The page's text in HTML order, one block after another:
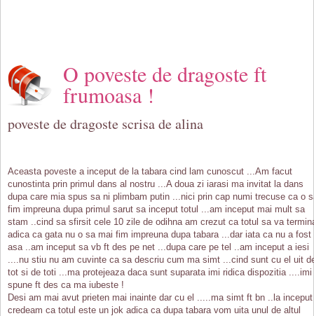
O poveste de dragoste ft
frumoasa !
poveste de dragoste scrisa de alina
Aceasta poveste a inceput de la tabara cind lam cunoscut ...Am facut
cunostinta prin primul dans al nostru ...A doua zi iarasi ma invitat la dans
dupa care mia spus sa ni plimbam putin ...nici prin cap numi trecuse ca o
fim impreuna dupa primul sarut sa inceput totul ...am inceput mai mult sa
stam ..cind sa sfirsit cele 10 zile de odihna am crezut ca totul sa va
adica ca gata nu o sa mai fim impreuna dupa tabara ...dar iata ca nu a fost
asa ..am inceput sa vb ft des pe net ...dupa care pe tel ..am inceput a iesi
....nu stiu nu am cuvinte ca sa descriu cum ma simt ...cind sunt cu el uit
tot si de toti ...ma protejeaza daca sunt suparata imi ridica dispozitia ....imi
spune ft des ca ma iubeste !
Desi am mai avut prieten mai inainte dar cu el .....ma simt ft bn ..la inceput
credeam ca totul este un jok adica ca dupa tabara vom uita unul de altul